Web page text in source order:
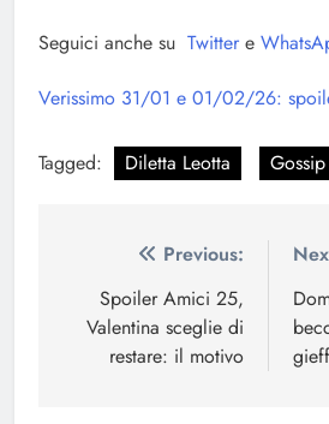
Seguici anche su Twitter e
Verissimo 31/01 e 01/02/26:
Tagged: Diletta Leotta Gossip
Navigazione
articoli
Previous:
Spoiler Amici 25,
Valentina sceglie di
restare: il motivo